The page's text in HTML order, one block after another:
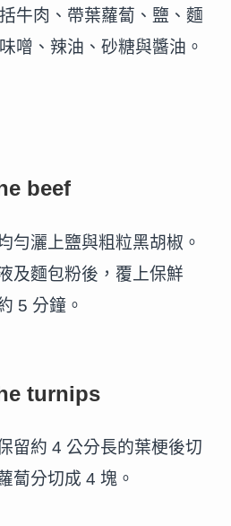
牛肉、帶葉蘿蔔、鹽、麵
噌、辣油、砂糖與醬油。
beef
勻灑上鹽與粗粒黑胡椒。
及麵包粉後，覆上保鮮
5 分鐘。
turnips
留約 4 公分長的葉梗後切
蔔分切成 4 塊。